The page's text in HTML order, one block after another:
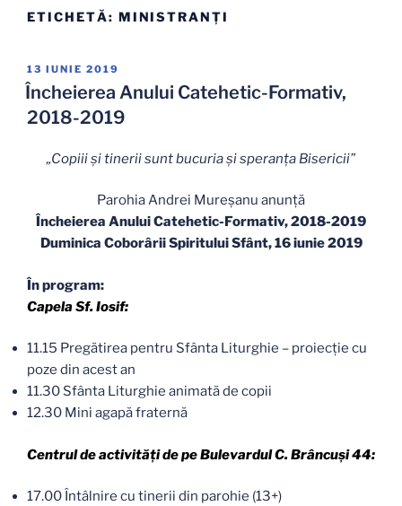
ETICHETĂ: MINISTRANŢI
PUBLICAT
PE
13 IUNIE 2019
Încheierea Anului Catehetic-Formativ,
2018-2019
„Copiii și tinerii sunt bucuria și speranța Bisericii”
Parohia Andrei Mureșanu anunță
Încheierea Anului Catehetic-Formativ, 2018-2019
Duminica Coborârii Spiritului Sfânt, 16 iunie 2019
În program:
Capela Sf. Iosif:
11.15 Pregătirea pentru Sfânta Liturghie – proiecție cu
poze din acest an
11.30 Sfânta Liturghie animată de copii
12.30 Mini agapă fraternă
Centrul de activități de pe Bulevardul C. Brâncuși 44:
17.00 Întâlnire cu tinerii din parohie (13+)